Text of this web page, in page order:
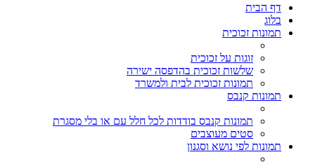
דף הבית
בלוג
תמונות זכוכית
זוגות על זכוכית
שלשות זכוכית בהדפסה ישירה
תמונות זכוכית לבית ולמשרד
תמונות קנבס
תמונות קנבס בודדות לכל חלל עם או בלי מסגרת
סטים מעוצבים
תמונות לפי נושא וסגנון